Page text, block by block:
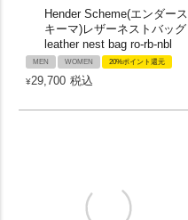
Hender Scheme(エンダース
キーマ)レザーネストバッグ
leather nest bag ro-rb-nbl
MEN WOMEN 20%ポイント還元
¥29,700 税込